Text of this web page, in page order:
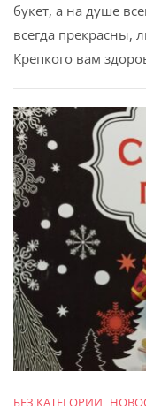
букет, а на душе
всегда прекрасны,
Крепкого вам
БЕЗ КАТЕГОРИИ